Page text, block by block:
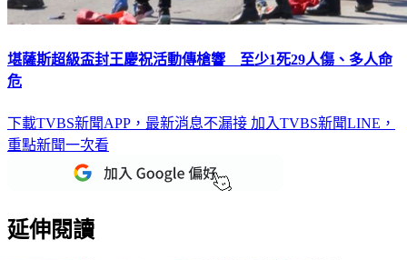
堪薩斯超級盃封王慶祝活動傳槍響 至少1死29人傷、多人命
危
下載TVBS新聞APP，最新消息不漏接 加入TVBS新聞LINE，
重點新聞一次看
延伸閱讀